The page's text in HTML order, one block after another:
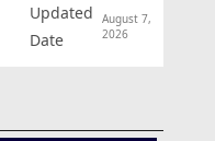
Updated
Date
August 7,
2026